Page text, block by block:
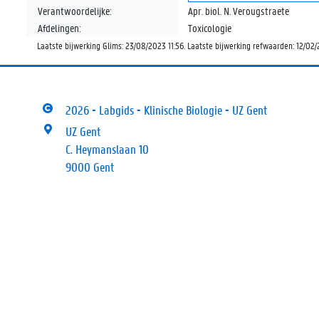
Verantwoordelijke:
Apr. biol. N. Verougstraete
Afdelingen:
Toxicologie
Laatste bijwerking Glims: 23/08/2023 11:56. Laatste bijwerking refwaarden: 12/02/
2026 - Labgids - Klinische Biologie - UZ Gent
UZ Gent
C. Heymanslaan 10
9000 Gent